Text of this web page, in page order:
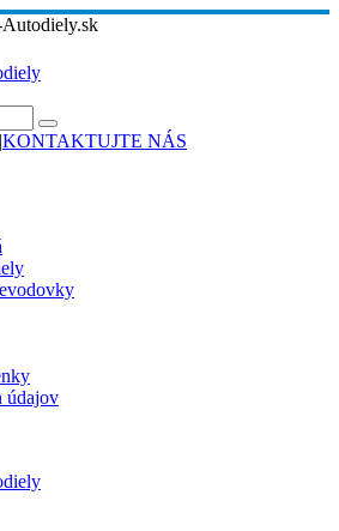
Autodiely.sk
|KONTAKTUJTE NÁS
údajov